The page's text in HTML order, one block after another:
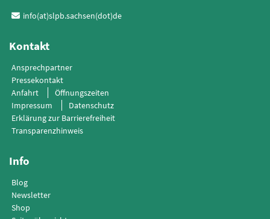
info(at)slpb.sachsen(dot)de
Kontakt
Ansprechpartner
Pressekontakt
Anfahrt
Öffnungszeiten
Impressum
Datenschutz
Erklärung zur Barrierefreiheit
Transparenzhinweis
Info
Blog
Newsletter
Shop